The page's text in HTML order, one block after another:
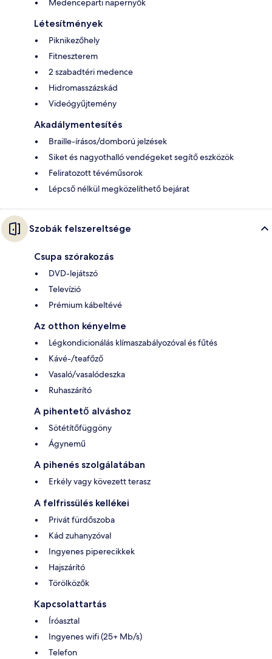
Medenceparti napernyők
Létesítmények
Piknikezőhely
Fitneszterem
2 szabadtéri medence
Hidromasszázskád
Videógyűjtemény
Akadálymentesítés
Braille-írásos/domború jelzések
Siket és nagyothalló vendégeket segítő eszközök
Feliratozott tévéműsorok
Lépcső nélkül megközelíthető bejárat
Szobák felszereltsége
Csupa szórakozás
DVD-lejátszó
Televízió
Prémium kábeltévé
Az otthon kényelme
Légkondicionálás klímaszabályozóval és fűtés
Kávé-/teafőző
Vasaló/vasalódeszka
Ruhaszárító
A pihentető alváshoz
Sötétítőfüggöny
Ágynemű
A pihenés szolgálatában
Erkély vagy kövezett terasz
A felfrissülés kellékei
Privát fürdőszoba
Kád zuhanyzóval
Ingyenes piperecikkek
Hajszárító
Törölközők
Kapcsolattartás
Íróasztal
Ingyenes wifi (25+ Mb/s)
Telefon